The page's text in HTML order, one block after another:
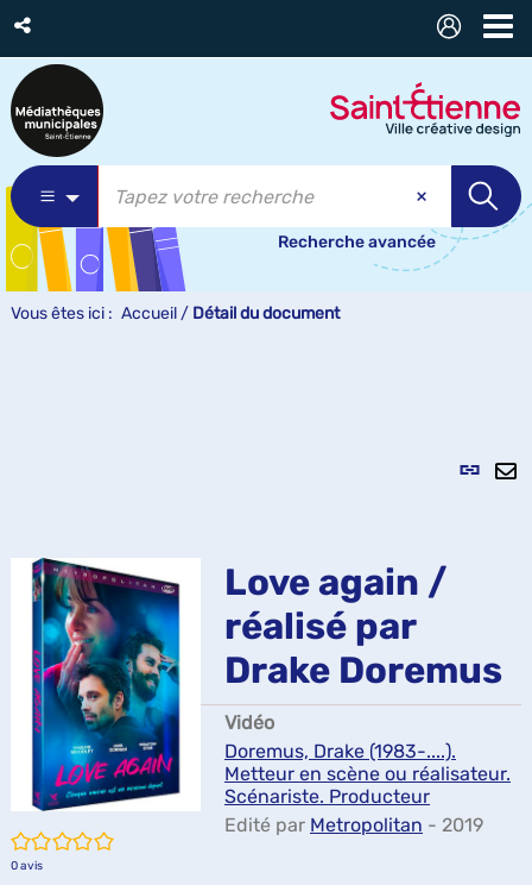
Recherche avancée
Vous êtes ici : Accueil / Détail du document
Lien
/5
0avis
Love again /
réalisé par
Drake Doremus
Vidéo
Doremus, Drake (1983-....).
Metteur en scène ou réalisateur.
Scénariste. Producteur
Edité par Metropolitan - 2019